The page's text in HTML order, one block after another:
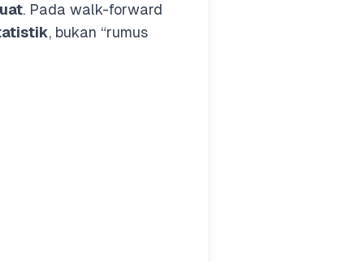
. Pada walk-forward
, bukan “rumus